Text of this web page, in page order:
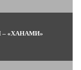
«ХАНАМИ»